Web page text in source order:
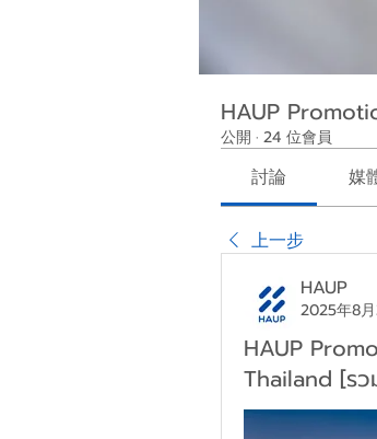
HAUP
公開 · 24 位會員
討論 媒
上一步
HAUP
2025年8月
HAUP
Thailand [รว